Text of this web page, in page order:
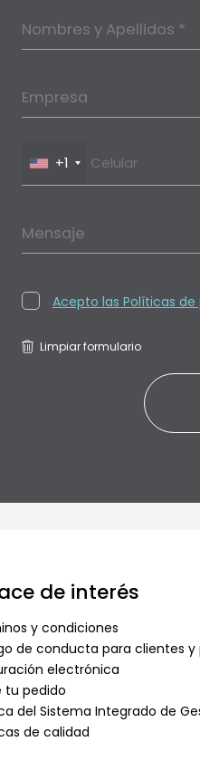
Nombres y Apellidos *
Empresa
+1
Mensaje
Acepto las Políticas
Limpiar formulario
de interés
y condiciones
de conducta para clientes y
electrónica
tu pedido
del Sistema Integrado de
de calidad